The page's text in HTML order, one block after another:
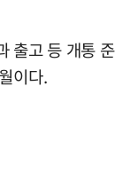
출고 등 개통 준
이다.